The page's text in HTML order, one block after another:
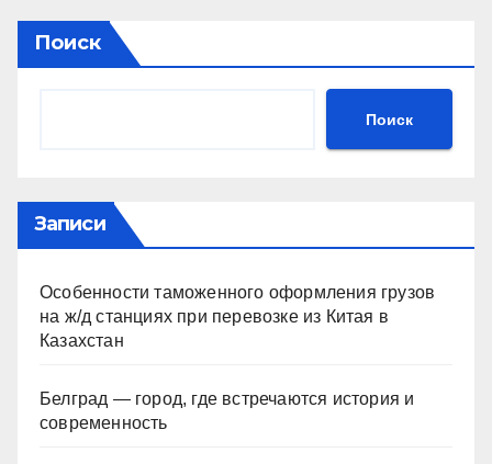
Поиск
Поиск
Записи
Особенности таможенного оформления грузов
на ж/д станциях при перевозке из Китая в
Казахстан
Белград — город, где встречаются история и
современность